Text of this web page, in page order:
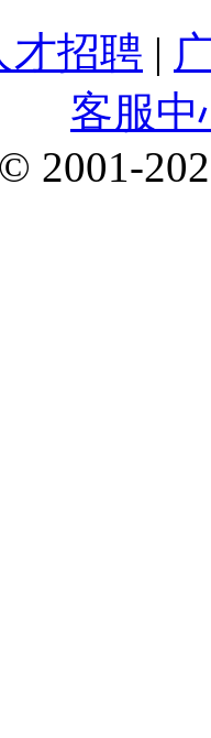
才招聘 |
客服中
2001-